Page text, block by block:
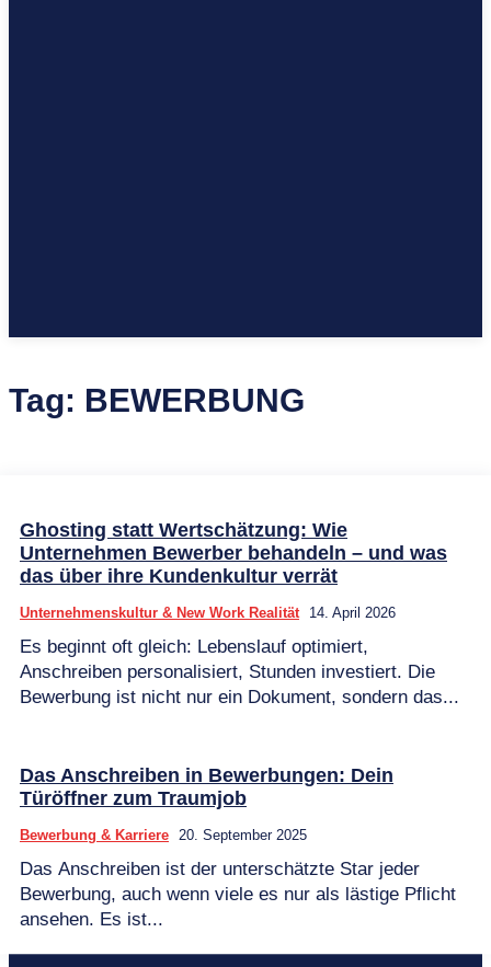
Tag: BEWERBUNG
Ghosting statt Wertschätzung: Wie
Unternehmen Bewerber behandeln – und was
das über ihre Kundenkultur verrät
Unternehmenskultur & New Work Realität 14. April 2026
Es beginnt oft gleich: Lebenslauf optimiert,
Anschreiben personalisiert, Stunden investiert. Die
Bewerbung ist nicht nur ein Dokument, sondern das...
Das Anschreiben in Bewerbungen: Dein
Türöffner zum Traumjob
Bewerbung & Karriere 20. September 2025
Das Anschreiben ist der unterschätzte Star jeder
Bewerbung, auch wenn viele es nur als lästige Pflicht
ansehen. Es ist...